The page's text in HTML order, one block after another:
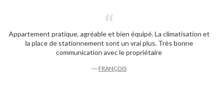
Appartement pratique, agréable et bien équipé. La climatisation et
la place de stationnement sont un vrai plus. Très bonne
communication avec le propriétaire
― FRANÇOIS